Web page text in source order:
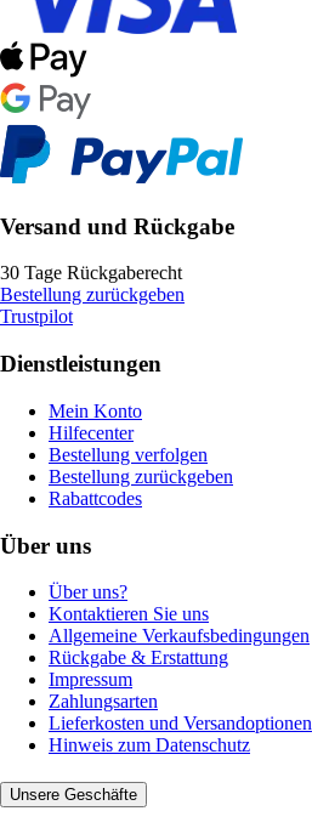
Versand und Rückgabe
30 Tage Rückgaberecht
Bestellung zurückgeben
Trustpilot
Dienstleistungen
Mein Konto
Hilfecenter
Bestellung verfolgen
Bestellung zurückgeben
Rabattcodes
Über uns
Über uns?
Kontaktieren Sie uns
Allgemeine Verkaufsbedingungen
Rückgabe & Erstattung
Impressum
Zahlungsarten
Lieferkosten und Versandoptionen
Hinweis zum Datenschutz
Unsere Geschäfte